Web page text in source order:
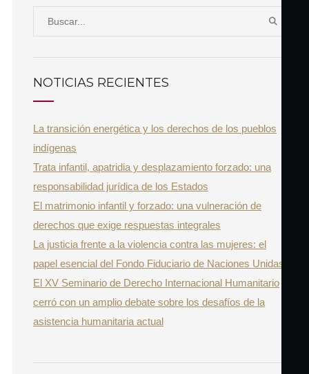
f
o
r
:
B
NOTICIAS RECIENTES
La transición energética y los derechos de los pueblos
indígenas
Trata infantil, apatridia y desplazamiento forzado: una
responsabilidad jurídica de los Estados
El matrimonio infantil y forzado: una vulneración de
derechos que exige respuestas integrales
La justicia frente a la violencia contra las mujeres: el
papel esencial del Fondo Fiduciario de Naciones Unidas
El XV Seminario de Derecho Internacional Humanitario
cerró con un amplio debate sobre los desafíos de la
asistencia humanitaria actual